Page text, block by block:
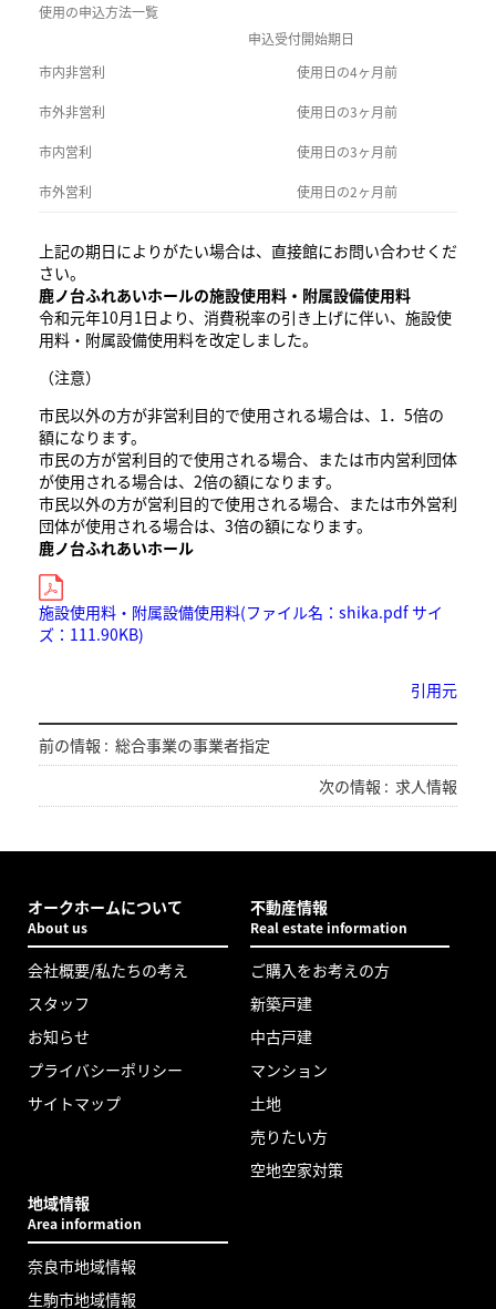
使用の申込方法一覧
申込受付開始期日
市内非営利
使用日の4ヶ月前
市外非営利 使用日の3ヶ月前
市内営利 使用日の3ヶ月前
市外営利 使用日の2ヶ月前
上記の期日によりがたい場合は、直接館にお問い合わせくだ
さい。
鹿ノ台ふれあいホールの施設使用料・附属設備使用料
令和元年10月1日より、消費税率の引き上げに伴い、施設使
用料・附属設備使用料を改定しました。
（注意）
市民以外の方が非営利目的で使用される場合は、1．5倍の
額になります。
市民の方が営利目的で使用される場合、または市内営利団体
が使用される場合は、2倍の額になります。
市民以外の方が営利目的で使用される場合、または市外営利
団体が使用される場合は、3倍の額になります。
鹿ノ台ふれあいホール
施設使用料・附属設備使用料(ファイル名：shika.pdf サイ
ズ：111.90KB)
引用元
前の情報 : 総合事業の事業者指定
次の情報 : 求人情報
オークホームについて
About us
会社概要/私たちの考え
スタッフ
お知らせ
プライバシーポリシー
サイトマップ
不動産情報
Real estate information
ご購入をお考えの方
新築戸建
中古戸建
マンション
土地
売りたい方
空地空家対策
地域情報
Area information
奈良市地域情報
生駒市地域情報